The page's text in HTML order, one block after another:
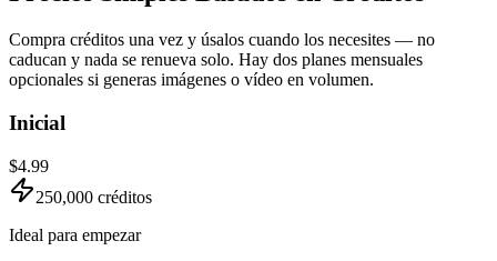
Compra créditos una vez y úsalos cuando los necesites — no
caducan y nada se renueva solo. Hay dos planes mensuales
opcionales si generas imágenes o vídeo en volumen.
Inicial
$4.99
250,000 créditos
Ideal para empezar